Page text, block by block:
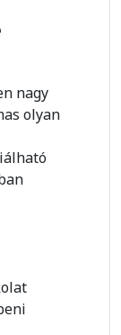
nagy
olyan